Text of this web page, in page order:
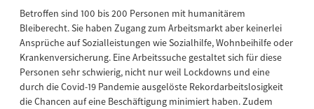
Betroffen sind 100 bis 200 Personen mit humanitärem
Bleiberecht. Sie haben Zugang zum Arbeitsmarkt aber keinerlei
Ansprüche auf Sozialleistungen wie Sozialhilfe, Wohnbeihilfe oder
Krankenversicherung. Eine Arbeitssuche gestaltet sich für diese
Personen sehr schwierig, nicht nur weil Lockdowns und eine
durch die Covid-19 Pandemie ausgelöste Rekordarbeitslosigkeit
die Chancen auf eine Beschäftigung minimiert haben. Zudem